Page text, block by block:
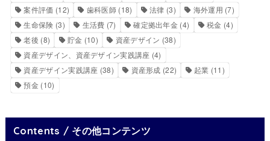
案件評価 (12) 歯科医師 (18) 法律 (3) 海外運用 (7)
生命保険 (3) 生活費 (7) 確定拠出年金 (4) 税金 (4)
老後 (8) 貯金 (10) 資産デザイン (38)
資産デザイン、資産デザイン実践講座 (4)
資産デザイン実践講座 (38) 資産形成 (22) 起業 (11)
預金 (10)
Contents / その他コンテンツ